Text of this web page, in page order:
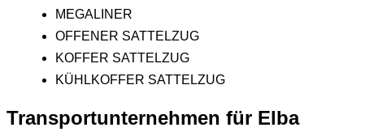
MEGALINER
OFFENER SATTELZUG
KOFFER SATTELZUG
KÜHLKOFFER SATTELZUG
Transportunternehmen für Elba